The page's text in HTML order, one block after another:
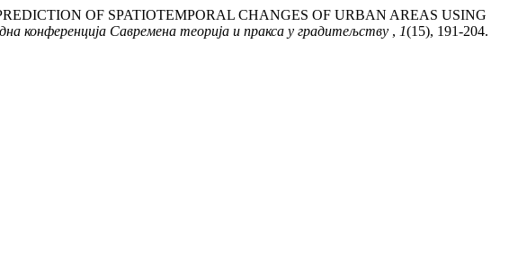
OF SPATIOTEMPORAL CHANGES OF URBAN AREAS USING
конференција Савремена теорија и пракса у градитељству , 1(15), 191-204.